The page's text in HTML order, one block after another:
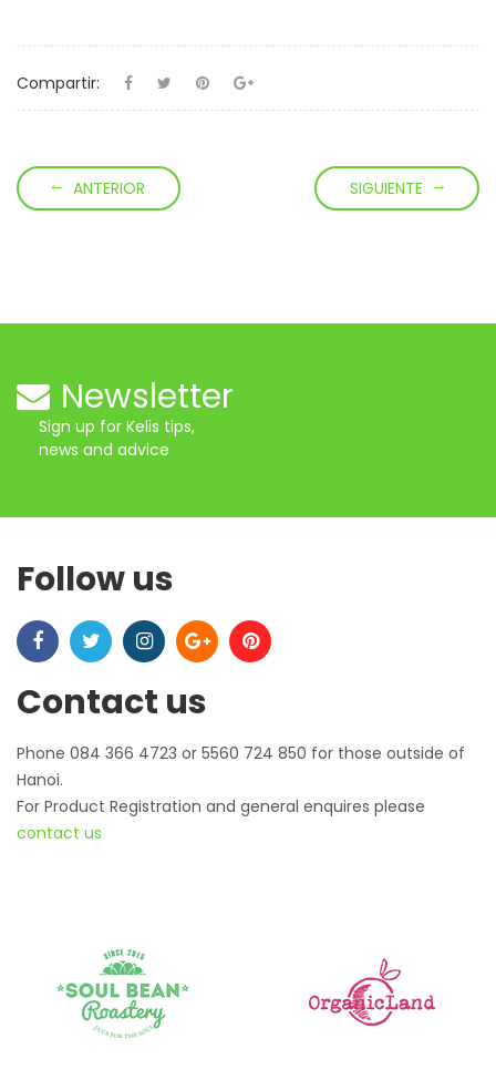
Compartir:
ANTERIOR SIGUIENTE
Newsletter
Sign up for Kelis tips,
news and advice
Follow us
Contact us
Phone 084 366 4723 or 5560 724 850 for those outside of
Hanoi.
For Product Registration and general enquires please
contact us